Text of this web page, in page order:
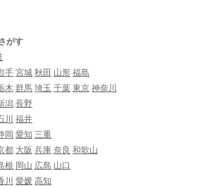
がす
手 宮城 秋田 山形 福島
木 群馬 埼玉 千葉 東京 神奈川
潟 長野
川 福井
岡 愛知 三重
都 大阪 兵庫 奈良 和歌山
根 岡山 広島 山口
川 愛媛 高知